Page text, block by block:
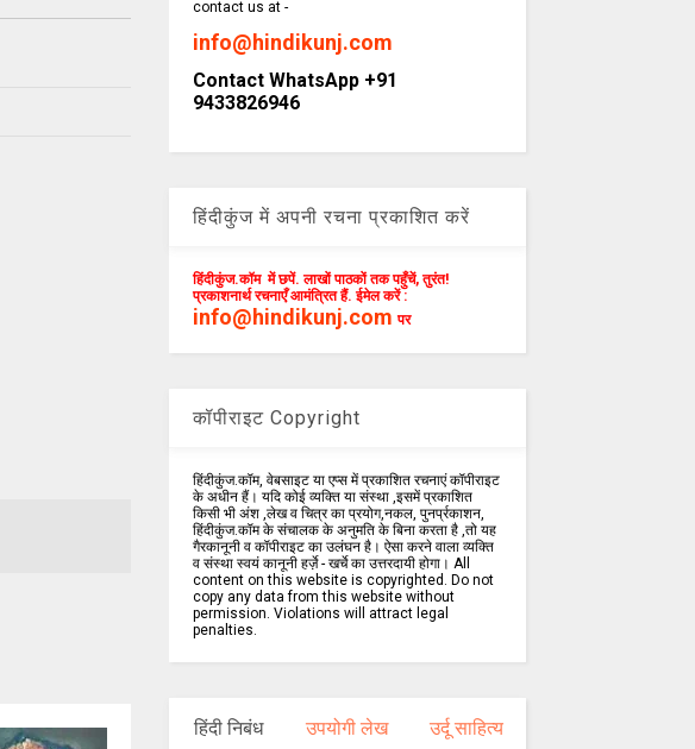
contact us at -
info@hindikunj.com
Contact WhatsApp +91
9433826946
हिंदीकुंज में अपनी रचना प्रकाशित करें
हिंदीकुंज.कॉम में छपें. लाखों पाठकों तक पहुँचें, तुरंत!
प्रकाशनार्थ रचनाएँ आमंत्रित हैं. ईमेल करें :
info@hindikunj.com पर
कॉपीराइट Copyright
हिंदीकुंज.कॉम, वेबसाइट या एप्स में प्रकाशित रचनाएं कॉपीराइट
के अधीन हैं। यदि कोई व्यक्ति या संस्था ,इसमें प्रकाशित
किसी भी अंश ,लेख व चित्र का प्रयोग,नकल, पुनर्प्रकाशन,
हिंदीकुंज.कॉम के संचालक के अनुमति के बिना करता है ,तो यह
गैरकानूनी व कॉपीराइट का उलंघन है। ऐसा करने वाला व्यक्ति
व संस्था स्वयं कानूनी हर्ज़े - खर्चे का उत्तरदायी होगा। All
content on this website is copyrighted. Do not
copy any data from this website without
permission. Violations will attract legal
penalties.
हिंदी निबंध उपयोगी लेख उर्दू साहित्य